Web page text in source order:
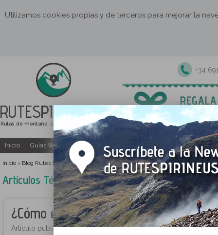
Utilizamos cookies propias y de terceros para mejorar la
RUTESPIRINEUS
Rutas de montaña, senderismo y excursiones
+34
Inicio Guías Web y PDF gratuitas Excursiones y actividades
Inicio > Blog Rutes Pirineus> Artículos Técnicos
Artículos Técnicos
¿Cómo evitar lesiones cuando
Artículo publicado el 11/07/2016 por Saltratos - Rutes Pirineus